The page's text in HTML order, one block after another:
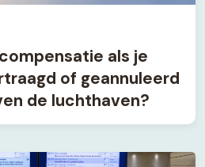
als je
of geannuleerd
de luchthaven?